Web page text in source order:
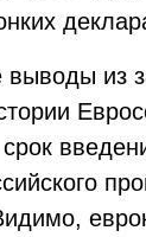
выводы из